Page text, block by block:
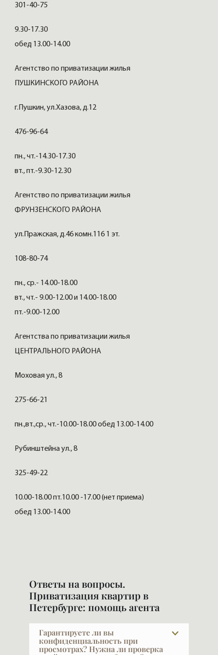
301-40-75
9.30-17.30
обед 13.00-14.00
Агентство по приватизации жилья
ПУШКИНСКОГО РАЙОНА
г.Пушкин, ул.Хазова, д.12
476-96-64
пн., чт.-14.30-17.30
вт., пт.-9.30-12.30
Агентство по приватизации жилья
ФРУНЗЕНСКОГО РАЙОНА
ул.Пражская, д.46 комн.116 1 эт.
108-80-74
пн., ср.- 14.00-18.00
вт., чт.- 9.00-12.00 и 14.00-18.00
пт.-9.00-12.00
Агентства по приватизации жилья
ЦЕНТРАЛЬНОГО РАЙОНА
Моховая ул., 8
275-66-21
пн.,вт.,ср., чт.-10.00-18.00 обед 13.00-14.00
Рубинштейна ул., 8
325-49-22
10.00-18.00 пт.10.00 -17.00 (нет приема)
обед 13.00-14.00
Ответы на вопросы.
Приватизация квартир в
Петербурге: помощь агента
Гарантируете ли вы
конфиденциальность при
просмотрах? Нужна ли проверка